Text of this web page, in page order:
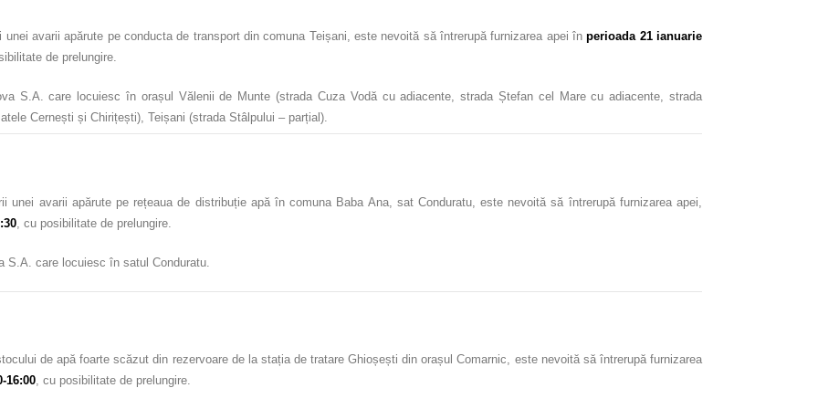
avarii apărute pe conducta de transport din comuna Teișani, este nevoită să întrerupă furnizarea apei înperioada 21 ianuarie
de prelungire.
S.A. care locuiesc în orașul Vălenii de Munte (strada Cuza Vodă cu adiacente, strada Ștefan cel Mare cu adiacente, strada
Cernești și Chirițești), Teișani (strada Stâlpului – parțial).
unei avarii apărute pe rețeaua de distribuție apă în comuna Baba Ana, sat Conduratu, este nevoită să întrerupă furnizarea apei,
, cu posibilitate de prelungire.
S.A. care locuiesc în satul Conduratu.
de apă foarte scăzut din rezervoare de la stația de tratare Ghioșești din orașul Comarnic, este nevoită să întrerupă furnizarea
16:00, cu posibilitate de prelungire.